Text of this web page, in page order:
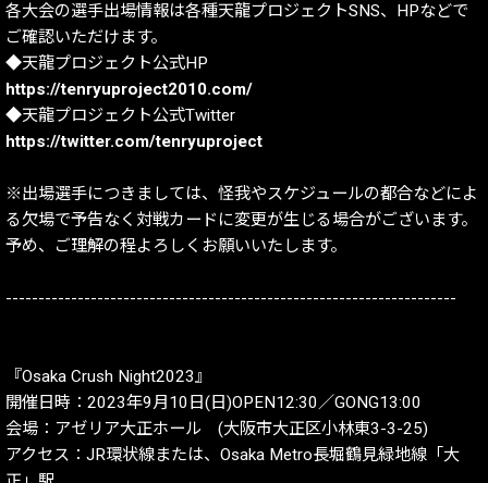
各大会の選手出場情報は各種天龍プロジェクトSNS、HPなどで
ご確認いただけます。
◆天龍プロジェクト公式HP
https://tenryuproject2010.com/
◆天龍プロジェクト公式Twitter
https://twitter.com/tenryuproject
※出場選手につきましては、怪我やスケジュールの都合などによ
る欠場で予告なく対戦カードに変更が生じる場合がございます。
予め、ご理解の程よろしくお願いいたします。
---------------------------------------------------------------------
『Osaka Crush Night2023』
開催日時：2023年9月10日(日)OPEN12:30／GONG13:00
会場：アゼリア大正ホール (大阪市大正区小林東3-3-25)
アクセス：JR環状線または、Osaka Metro長堀鶴見緑地線「大